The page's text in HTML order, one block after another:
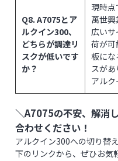
Q8. A7075とア
ルクイン300、
どちらが調達リ
スクが低いです
か？
現時点
萬世
広い
荷が可
板にな
スが
アルク
＼A7075の不安、解消
合わせください！
アルクイン300への切り替
下のリンクから、ぜひお気